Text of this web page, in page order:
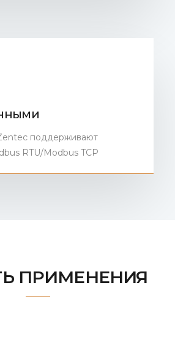
поддерживают
RTU/Modbus TCP
ПРИМЕНЕНИЯ